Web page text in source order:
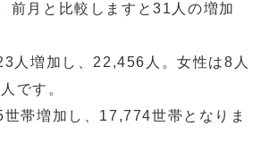
前月と比較しますと31人の増加
人増加し、22,456人。女性は8人
です。
世帯増加し、17,774世帯となりま